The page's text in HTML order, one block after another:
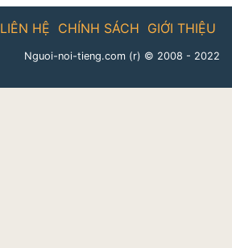
GIỚI THIỆU
CHÍNH SÁCH
LIÊN HỆ
Nguoi-noi-tieng.com (r) © 2008 - 2022